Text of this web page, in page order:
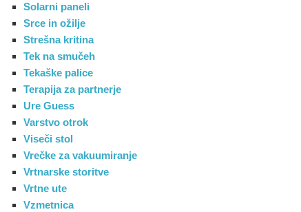
Solarni paneli
Srce in ožilje
Strešna kritina
Tek na smučeh
Tekaške palice
Terapija za partnerje
Ure Guess
Varstvo otrok
Viseči stol
Vrečke za vakuumiranje
Vrtnarske storitve
Vrtne ute
Vzmetnica